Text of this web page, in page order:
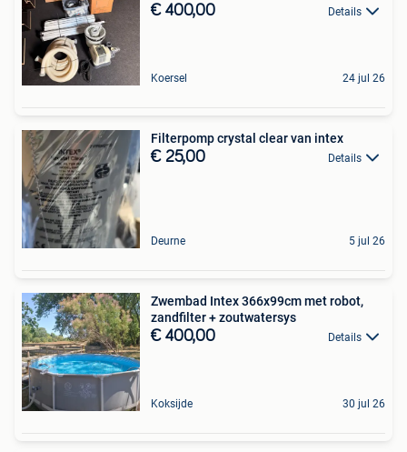
€ 400,00 Details
Koersel 24 jul 26
Filterpomp crystal clear van intex
€ 25,00 Details
Deurne 5 jul 26
Zwembad Intex 366x99cm met robot,
zandfilter + zoutwatersys
€ 400,00 Details
Koksijde 30 jul 26